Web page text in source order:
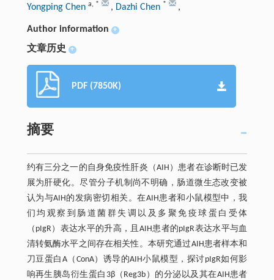
Yongping Chen a, * , Dazhi Chen * ,
Author information +
文章历史 +
PDF (7850K)
摘要
约有三分之一的自身免疫性肝炎（AIH）患者在诊断时已发
展为肝硬化。尽管分子机制尚不明确，肠道微生态改变被
认为与AIH的发病密切相关。在AIH患者和小鼠模型中，我
们均观察到肠道菌群失调以及多聚免疫球蛋白受体
（pIgR）表达水平的升高，且AIH患者的pIgR表达水平与血
清转氨酶水平之间存在相关性。本研究通过AIH患者样本和
刀豆蛋白A（ConA）诱导的AIH小鼠模型，探讨pIgR如何影
响再生胰岛衍生蛋白3β（Reg3b）的分泌以及其在AIH患者